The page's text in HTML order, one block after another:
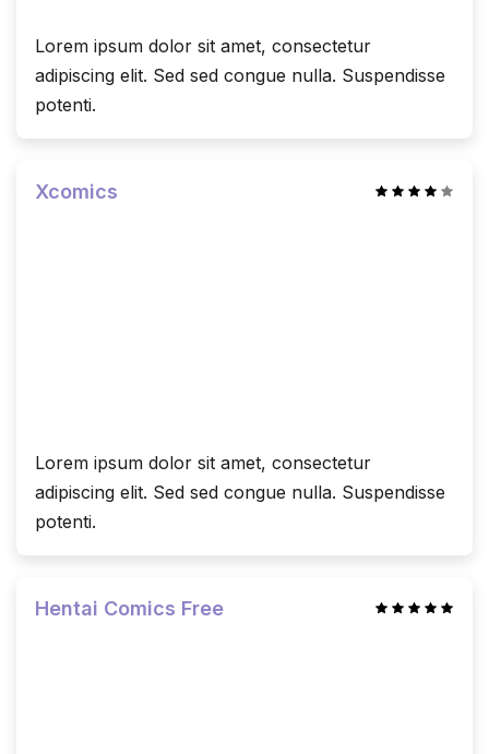
Lorem ipsum dolor sit amet, consectetur
adipiscing elit. Sed sed congue nulla. Suspendisse
potenti.
Xcomics
Lorem ipsum dolor sit amet, consectetur
adipiscing elit. Sed sed congue nulla. Suspendisse
potenti.
Hentai Comics Free